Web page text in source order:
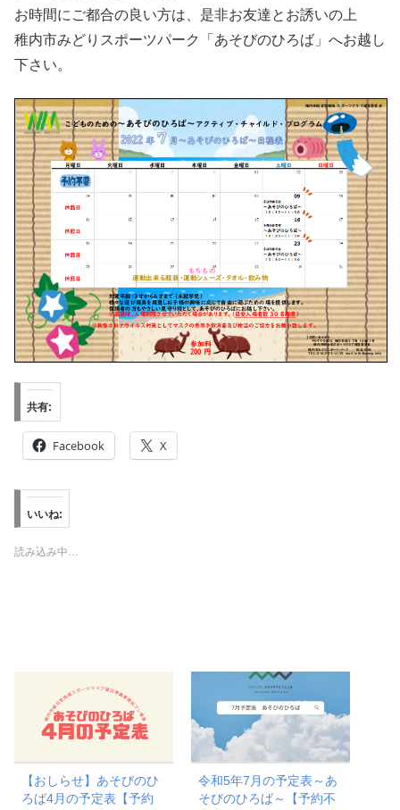
お時間にご都合の良い方は、是非お友達とお誘いの上
稚内市みどりスポーツパーク「あそびのひろば」へお越し
下さい。
共有:
Facebook X
いいね:
読み込み中…
【おしらせ】あそびのひ
ろば4月の予定表【予約
令和5年7月の予定表～あ
そびのひろば～【予約不